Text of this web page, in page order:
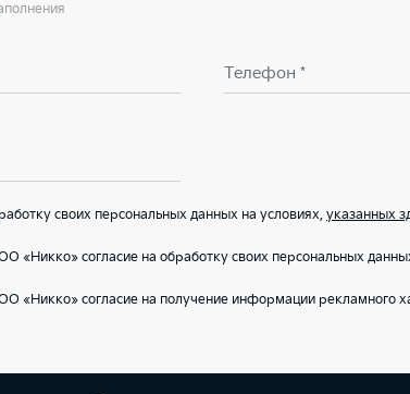
Телефон *
своих персональных данных на условиях, указанных
согласие на обработку своих персональных
согласие на получение информации рекламного